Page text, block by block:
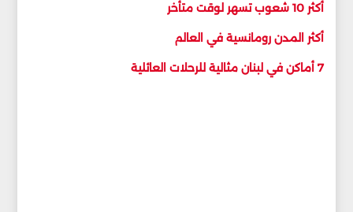
أكثر 10 شعوب تسهر لوقت متأخر
أكثر المدن رومانسية في العالم
7 أماكن في لبنان مثالية للرحلات العائلية